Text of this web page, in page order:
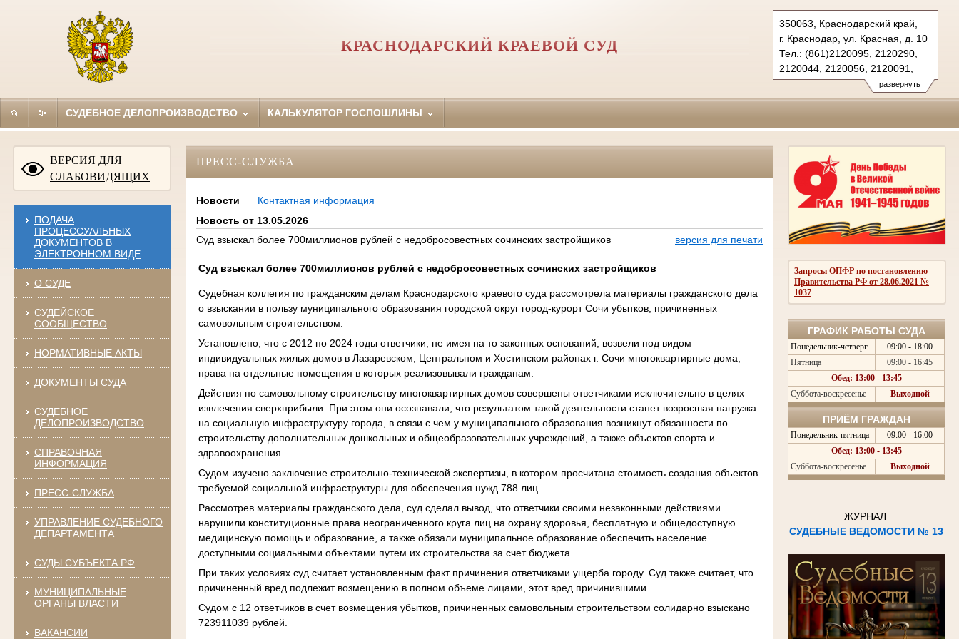
развернуть
350063, Краснодарский край,
г. Краснодар, ул. Красная, д. 10
Тел.: (861)2120095, 2120290,
2120044, 2120056, 2120091,
2683150(ф.)
kubansud@sudrf.ru
КРАСНОДАРСКИЙ КРАЕВОЙ СУД
СУДЕБНОЕ ДЕЛОПРОИЗВОДСТВО КАЛЬКУЛЯТОР ГОСПОШЛИНЫ
ВЕРСИЯ ДЛЯ
СЛАБОВИДЯЩИХ
ПОДАЧА
ПРОЦЕССУАЛЬНЫХ
ДОКУМЕНТОВ В
ЭЛЕКТРОННОМ ВИДЕ
О СУДЕ
СУДЕЙСКОЕ
СООБЩЕСТВО
НОРМАТИВНЫЕ АКТЫ
ДОКУМЕНТЫ СУДА
СУДЕБНОЕ
ДЕЛОПРОИЗВОДСТВО
СПРАВОЧНАЯ
ИНФОРМАЦИЯ
ПРЕСС-СЛУЖБА
УПРАВЛЕНИЕ СУДЕБНОГО
ДЕПАРТАМЕНТА
СУДЫ СУБЪЕКТА РФ
МУНИЦИПАЛЬНЫЕ
ОРГАНЫ ВЛАСТИ
ВАКАНСИИ
Запросы ОПФР по постановлению
Правительства РФ от 28.06.2021 №
1037
ГРАФИК РАБОТЫ СУДА
Понедельник-четверг
09:00 - 18:00
Пятница
09:00 - 16:45
Обед: 13:00 - 13:45
Суббота-воскресенье
Выходной
ПРИЁМ ГРАЖДАН
Понедельник-пятница
09:00 - 16:00
Обед: 13:00 - 13:45
Суббота-воскресенье
Выходной
ЖУРНАЛ
СУДЕБНЫЕ ВЕДОМОСТИ № 13
ПРЕСС-СЛУЖБА
Новости
Контактная информация
Новость от 13.05.2026
Суд взыскал более 700миллионов рублей с недобросовестных сочинских застройщиков
версия для печати
Суд взыскал более 700миллионов рублей с недобросовестных сочинских застройщиков
Судебная коллегия по гражданским делам Краснодарского краевого суда рассмотрела материалы гражданского дела
о взыскании в пользу муниципального образования городской округ город-курорт Сочи убытков, причиненных
самовольным строительством.
Установлено, что с 2012 по 2024 годы ответчики, не имея на то законных оснований, возвели под видом
индивидуальных жилых домов в Лазаревском, Центральном и Хостинском районах г. Сочи многоквартирные дома,
права на отдельные помещения в которых реализовывали гражданам.
Действия по самовольному строительству многоквартирных домов совершены ответчиками исключительно в целях
извлечения сверхприбыли. При этом они осознавали, что результатом такой деятельности станет возросшая нагрузка
на социальную инфраструктуру города, в связи с чем у муниципального образования возникнут обязанности по
строительству дополнительных дошкольных и общеобразовательных учреждений, а также объектов спорта и
здравоохранения.
Судом изучено заключение строительно-технической экспертизы, в котором просчитана стоимость создания объектов
требуемой социальной инфраструктуры для обеспечения нужд 788 лиц.
Рассмотрев материалы гражданского дела, суд сделал вывод, что ответчики своими незаконными действиями
нарушили конституционные права неограниченного круга лиц на охрану здоровья, бесплатную и общедоступную
медицинскую помощь и образование, а также обязали муниципальное образование обеспечить население
доступными социальными объектами путем их строительства за счет бюджета.
При таких условиях суд считает установленным факт причинения ответчиками ущерба городу. Суд также считает, что
причиненный вред подлежит возмещению в полном объеме лицами, этот вред причинившими.
Судом с 12 ответчиков в счет возмещения убытков, причиненных самовольным строительством солидарно взыскано
723911039 рублей.